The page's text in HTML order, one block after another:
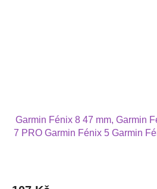
Garmin Fénix 8 47 mm, Garmin
7 PRO Garmin Fénix 5 Garmin